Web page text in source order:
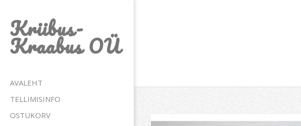
content
Kriibus-
Kraabus OÜ
Primary
Menu
AVALEHT
TELLIMISINFO
OSTUKORV